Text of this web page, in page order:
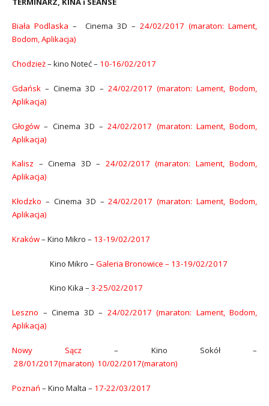
Biała Podlaska – Cinema 3D – 24/02/2017 (maraton: Lament,
Bodom, Aplikacja)
Chodzież– kino Noteć – 10-16/02/2017
Gdańsk – Cinema 3D – 24/02/2017 (maraton: Lament, Bodom,
Aplikacja)
Głogów – Cinema 3D –24/02/2017 (maraton: Lament, Bodom,
Aplikacja)
Kalisz – Cinema 3D – 24/02/2017 (maraton: Lament, Bodom,
Aplikacja)
Kłodzko – Cinema 3D –24/02/2017 (maraton: Lament, Bodom,
Aplikacja)
Kraków– Kino Mikro – 13-19/02/2017
Kino Mikro – Galeria Bronowice – 13-19/02/2017
Kino Kika – 3-25/02/2017
Leszno – Cinema 3D – 24/02/2017 (maraton: Lament, Bodom,
Aplikacja)
Nowy Sącz – Kino Sokół –
28/01/2017(maraton) 10/02/2017(maraton)
Poznań – Kino Malta – 17-22/03/2017